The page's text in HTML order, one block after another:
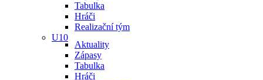
Tabulka
Hráči
Realizační tým
U10
Aktuality
Zápasy
Tabulka
Hráči